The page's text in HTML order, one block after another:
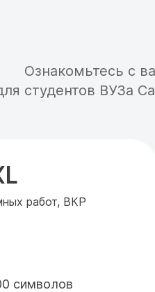
Ознакомьтесь с
студентов ВУЗа
работ, ВКР
символов